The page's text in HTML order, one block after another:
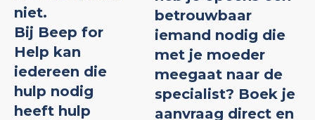
niet.
Bij Beep for
Help kan
iedereen die
hulp nodig
heeft hulp
betrouwbaar
iemand nodig die
met je moeder
meegaat naar de
specialist? Boek je
aanvraag direct en